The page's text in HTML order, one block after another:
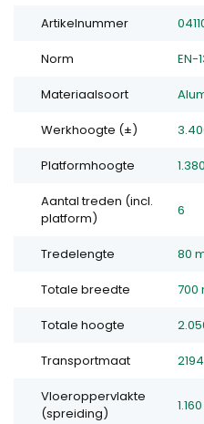
Artikelnummer
Norm EN-
Materiaalsoort
Werkhoogte (±)
Platformhoogte
Aantal treden (incl.
platform)
6
Tredelengte 80
Totale breedte 700
Totale hoogte
Transportmaat
Vloeroppervlakte
(spreiding)